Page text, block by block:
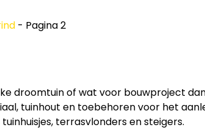
- Pagina 2
droomtuin of wat voor bouwproject
tuinhout en toebehoren voor het
terrasvlonders en steigers.